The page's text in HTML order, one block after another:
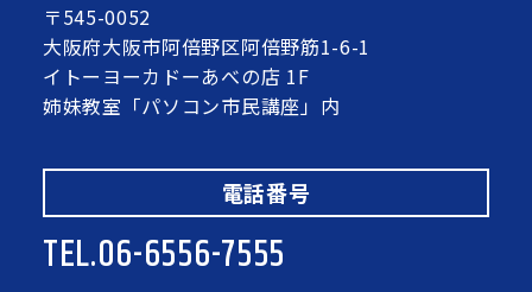
〒545-0052
大阪府大阪市阿倍野区阿倍野筋1-6-1
イトーヨーカドーあべの店 1F
姉妹教室「パソコン市民講座」内
電話番号
TEL.06-6556-7555